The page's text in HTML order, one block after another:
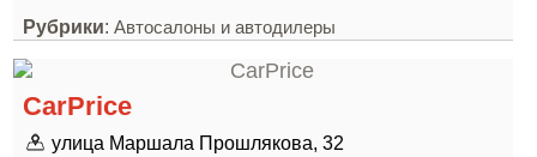
Рубрики:Автосалоны и автодилеры
CarPrice
улица Маршала Прошлякова, 32